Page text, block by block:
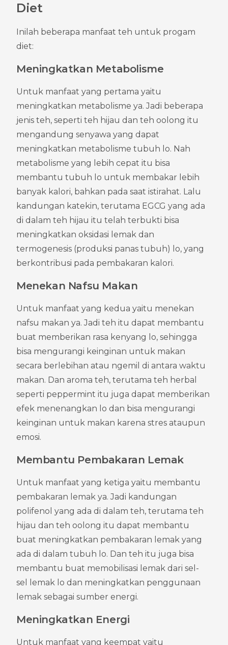
Diet
Inilah beberapa manfaat teh untuk progam
diet:
Meningkatkan Metabolisme
Untuk manfaat yang pertama yaitu
meningkatkan metabolisme ya. Jadi beberapa
jenis teh, seperti teh hijau dan teh oolong itu
mengandung senyawa yang dapat
meningkatkan metabolisme tubuh lo. Nah
metabolisme yang lebih cepat itu bisa
membantu tubuh lo untuk membakar lebih
banyak kalori, bahkan pada saat istirahat. Lalu
kandungan katekin, terutama EGCG yang ada
di dalam teh hijau itu telah terbukti bisa
meningkatkan oksidasi lemak dan
termogenesis (produksi panas tubuh) lo, yang
berkontribusi pada pembakaran kalori.
Menekan Nafsu Makan
Untuk manfaat yang kedua yaitu menekan
nafsu makan ya. Jadi teh itu dapat membantu
buat memberikan rasa kenyang lo, sehingga
bisa mengurangi keinginan untuk makan
secara berlebihan atau ngemil di antara waktu
makan. Dan aroma teh, terutama teh herbal
seperti peppermint itu juga dapat memberikan
efek menenangkan lo dan bisa mengurangi
keinginan untuk makan karena stres ataupun
emosi.
Membantu Pembakaran Lemak
Untuk manfaat yang ketiga yaitu membantu
pembakaran lemak ya. Jadi kandungan
polifenol yang ada di dalam teh, terutama teh
hijau dan teh oolong itu dapat membantu
buat meningkatkan pembakaran lemak yang
ada di dalam tubuh lo. Dan teh itu juga bisa
membantu buat memobilisasi lemak dari sel-
sel lemak lo dan meningkatkan penggunaan
lemak sebagai sumber energi.
Meningkatkan Energi
Untuk manfaat yang keempat yaitu